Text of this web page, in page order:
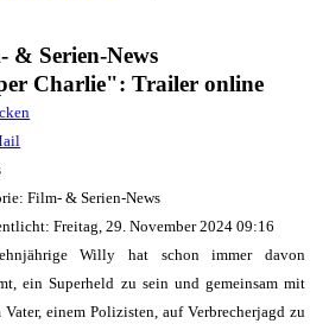
& Serien-News
Charlie": Trailer online
Film- & Serien-News
Freitag, 29. November 2024 09:16
Willy hat schon immer davon
ein Superheld zu sein und gemeinsam mit
Vater, einem Polizisten, auf Verbrecherjagd zu